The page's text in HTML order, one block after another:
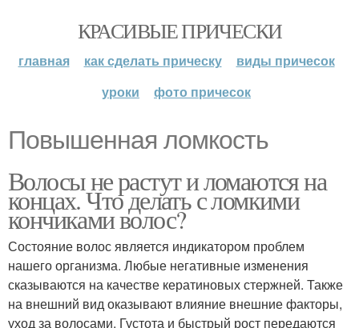
КРАСИВЫЕ ПРИЧЕСКИ
главная как сделать прическу
виды причесок
уроки
фото причесок
Повышенная ломкость
Волосы не растут и ломаются на
концах. Что делать с ломкими
кончиками волос?
Состояние волос является индикатором проблем
нашего организма. Любые негативные изменения
сказываются на качестве кератиновых стержней. Также
на внешний вид оказывают влияние внешние факторы,
уход за волосами. Густота и быстрый рост передаются